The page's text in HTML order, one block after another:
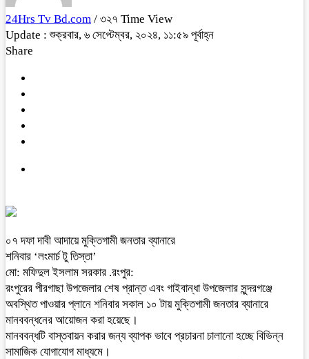
24Hrs Tv Bd.com / ৩২৭ Time View
Update : শুক্রবার, ৬ সেপ্টেম্বর, ২০২৪, ১১:৫৯ পূর্বাহ্ন
Share
০৭ দফা দাবী আদায়ে মুক্তিগামী জনতার ব্যানারে
শনিবার ‘লংমার্চ টু তিস্তা’
মো: মফিদুল ইসলাম সরকার .রংপুর:
রংপুরের পীরগাছা উপজেলার শেষ প্রান্ত এবং গাইবান্ধা উপজেলার সুন্দরগঞ্জে
অবস্থিত পাওয়ার প্লানে শনিবার সকাল ১০ টায় মুক্তিগামী জনতার ব্যানারে
মানববন্ধনের আয়োজন করা হয়েছে।
মানববন্ধটি বাস্তবায়ন করার জন্য ব্যাপক ভাবে প্রচারনা চালানো হচ্ছে বিভিন্ন
সামাজিক যোগাযোগ মাধ্যমে।